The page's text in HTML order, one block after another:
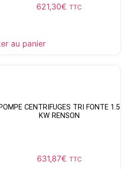
621,30€ TTC
au panier
POMPE CENTRIFUGES TRI FONTE 1.5
KW RENSON
631,87€ TTC